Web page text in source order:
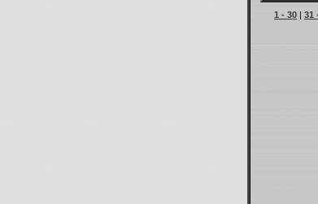
1 - 30 | 31